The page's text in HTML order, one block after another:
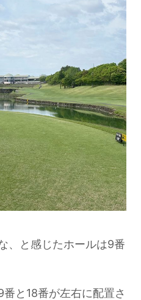
、と感じたホールは9番
と18番が左右に配置さ